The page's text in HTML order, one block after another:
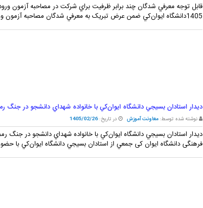
1405دانشگاه ايوان‌کي ضمن عرض تبريک به معرفي شدگان مصاحبه آزمون ورودي دوره دکتري نيمه متمرکز ...
ديدار استادان بسيجي دانشگاه ايوان‌کي با خانواده شهداي دانشجو در جنگ
نوشته شده توسط: معاونت آموزش در تاریخ:1405/02/26
ديدار استادان بسيجي دانشگاه ايوان‌کي با خانواده شهداي دانشجو در
فرهنگی دانشگاه ایوان کی جمعي از استادان بسيجي دانشگاه ايوان‌کي با